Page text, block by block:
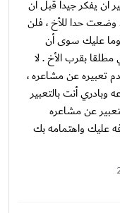
أن يفكر جيدا قبل أن
وضعت حدا للأخ ، فلن
وما عليك سوى أن
بقرب الأخ . لا
تعبيره عن مشاعره ،
أنت بالتعبير
عن مشاعره
عليك واهتمامه بك